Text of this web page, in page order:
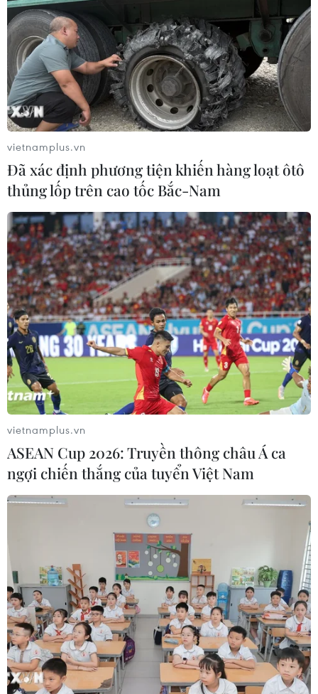
vietnamplus.vn
Đã xác định phương tiện khiến hàng loạt ôtô
thủng lốp trên cao tốc Bắc-Nam
vietnamplus.vn
ASEAN Cup 2026: Truyền thông châu Á ca
ngợi chiến thắng của tuyển Việt Nam